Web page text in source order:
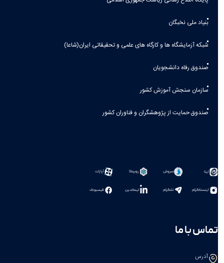
بنیاد ملی نخبگان
شبکه آزمایشگاه ها و کارگاه های علمی و تحقیقاتی ایران(شاعا)
صندوق رفاه دانشجویان
سازمان سنجش آموزش کشور
صندوق حمایت از پژوهشگران و فناوران کشور
ایتا سروش روبیکا آپارات
اینستاگرام تلگرام لینکدین فیسبوک
تماس با ما
آدرس